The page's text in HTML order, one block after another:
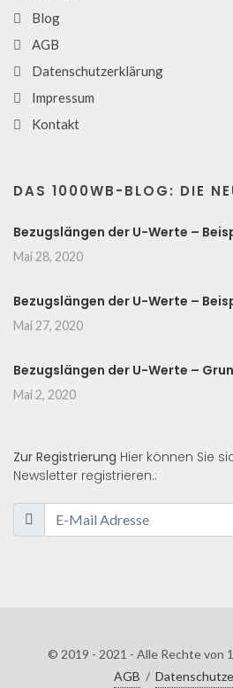
Blog
AGB
Datenschutzerklärung
Impressum
Kontakt
DAS 1000WB-BLOG: DIE
Bezugslängen der U-Werte –
Mai 28, 2020
Bezugslängen der U-Werte –
Mai 27, 2020
Bezugslängen der U-Werte –
Mai 2, 2020
Zur Registrierung Hier können Sie
Newsletter registrieren.:
© 2019 - 2021 - Alle Rechte von
AGB /